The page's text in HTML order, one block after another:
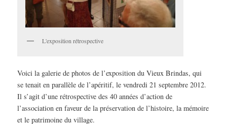
L'exposition rétrospective
Voici la galerie de photos de l’exposition du Vieux Brindas, qui
se tenait en parallèle de l’apéritif, le vendredi 21 septembre 2012.
Il s’agit d’une rétrospective des 40 années d’action de
l’association en faveur de la préservation de l’histoire, la mémoire
et le patrimoine du village.